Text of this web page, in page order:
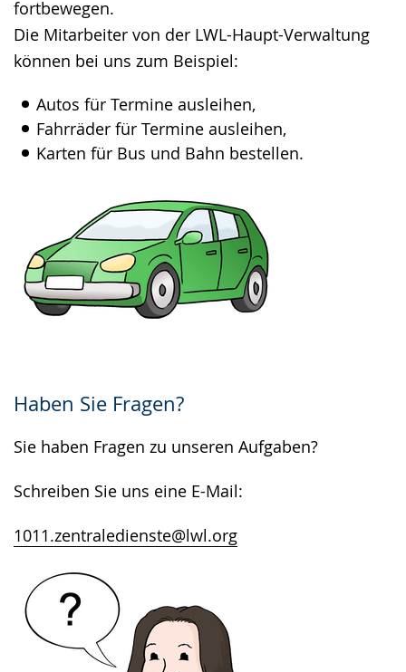
fortbewegen.
Die Mitarbeiter von der LWL-Haupt-Verwaltung
können bei uns zum Beispiel:
Autos für Termine ausleihen,
Fahrräder für Termine ausleihen,
Karten für Bus und Bahn bestellen.
Haben Sie Fragen?
Sie haben Fragen zu unseren Aufgaben?
Schreiben Sie uns eine E-Mail:
1011.zentraledienste@lwl.org